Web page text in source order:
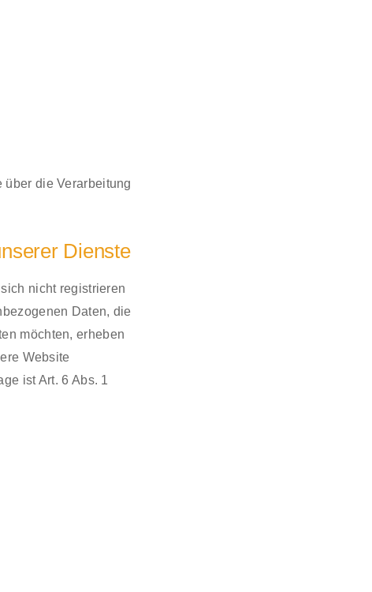
die Verarbeitung
Dienste
nicht registrieren
Daten, die
möchten, erheben
Website
ist Art. 6 Abs. 1